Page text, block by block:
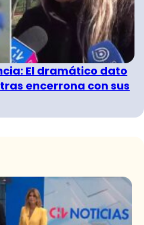
El dramático dato
encerrona con sus